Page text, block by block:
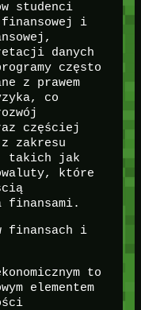
studenci
finansowej i
danych
często
z prawem
co
częściej
z zakresu
takich jak
które
finansami.
finansach i
to
elementem